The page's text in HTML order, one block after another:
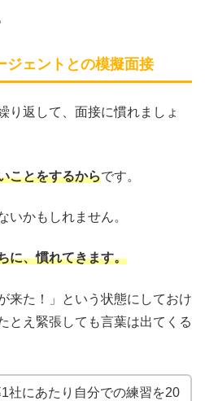
ジェントとの模擬面接
り返して、面接に慣れましょ
ことをするからです。
いかもしれません。
に、慣れてきます。
来た！」という状態にしておけ
とえ緊張しても言葉は出てくる
社にあたり自分での練習を20